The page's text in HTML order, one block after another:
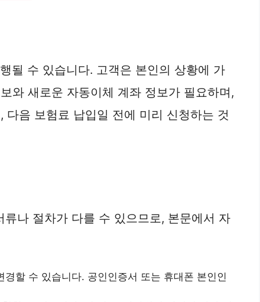
될 수 있습니다. 고객은 본인의 상황에 가
와 새로운 자동이체 계좌 정보가 필요하며,
음 보험료 납입일 전에 미리 신청하는 것
나 절차가 다를 수 있으므로, 본문에서 자
할 수 있습니다. 공인인증서 또는 휴대폰 본인인